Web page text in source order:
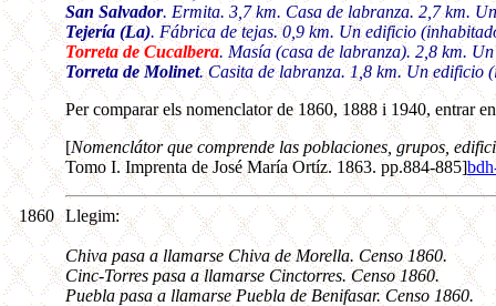
San Salvador. Ermita. 3,7 km. Casa de labranza. 2,7 km.
Tejería (La). Fábrica de tejas. 0,9 km. Un edificio
Torreta de Cucalbera. Masía (casa de labranza). 2,8 km.
Torreta de Molinet. Casita de labranza. 1,8 km. Un edificio
Per comparar els nomenclator de 1860, 1888 i 1940, entrar
[Nomenclátor que comprende las poblaciones, grupos,
Tomo I. Imprenta de José María Ortíz. 1863. pp.884-885]
1860 Llegim:
Chiva pasa a llamarse Chiva de Morella. Censo 1860.
Cinc-Torres pasa a llamarse Cinctorres. Censo 1860.
Puebla pasa a llamarse Puebla de Benifasar. Censo 1860.